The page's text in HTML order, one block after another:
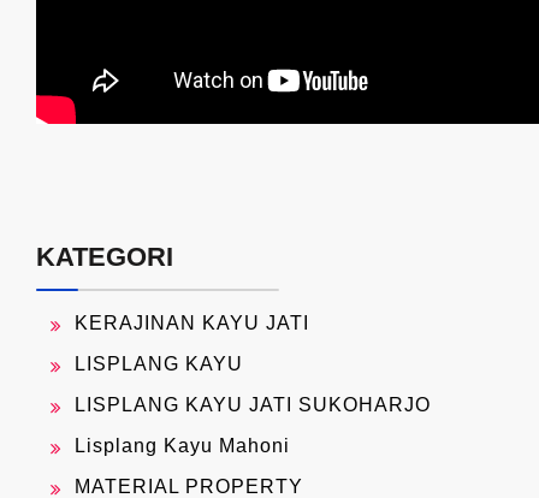
KATEGORI
KERAJINAN KAYU JATI
LISPLANG KAYU
LISPLANG KAYU JATI SUKOHARJO
Lisplang Kayu Mahoni
MATERIAL PROPERTY